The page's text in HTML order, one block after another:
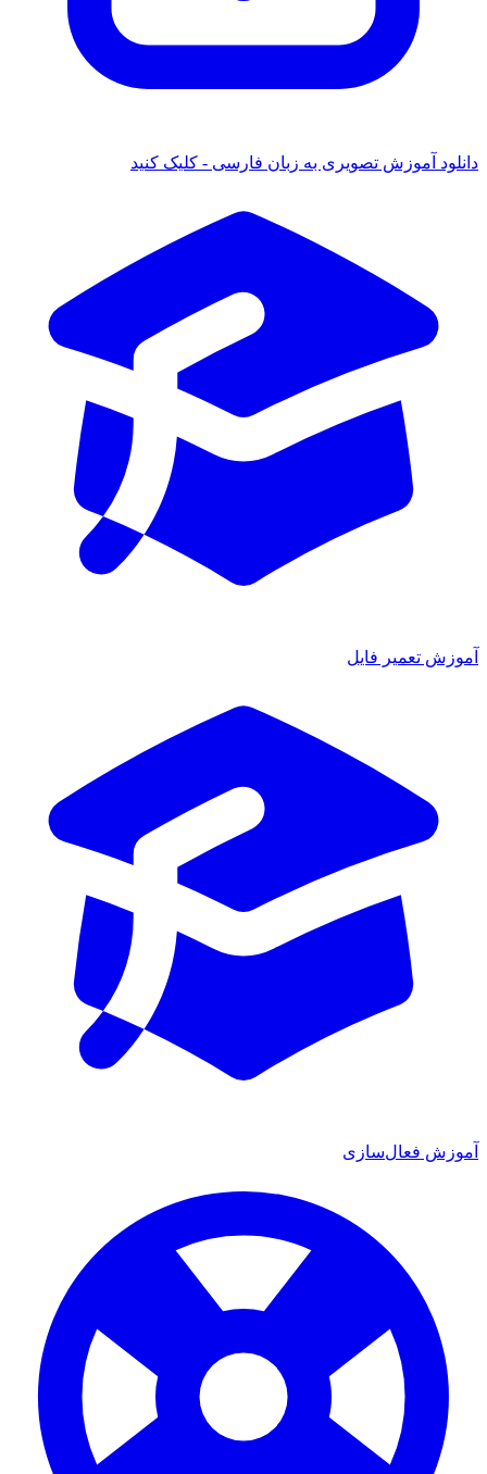
دانلود آموزش تصویری به زبان فارسی - کلیک کنید
آموزش تعمیر فایل
آموزش فعال‌سازی